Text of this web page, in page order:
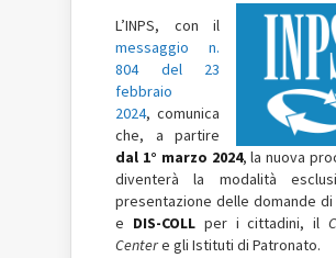
L’INPS, con il
messaggio n.
804 del 23
febbraio
2024, comunica
che, a partire
dal 1° marzo 2024, la nuova
diventerà la modalità
presentazione delle domande di
e DIS-COLLper i cittadini, il
Centere gli Istituti di Patronato.